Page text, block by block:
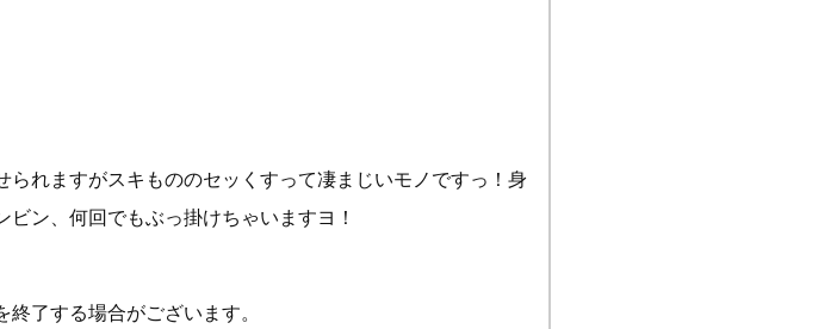
れますがスキもののセッくすって凄まじいモノですっ！身
ン、何回でもぶっ掛けちゃいますヨ！
了する場合がございます。